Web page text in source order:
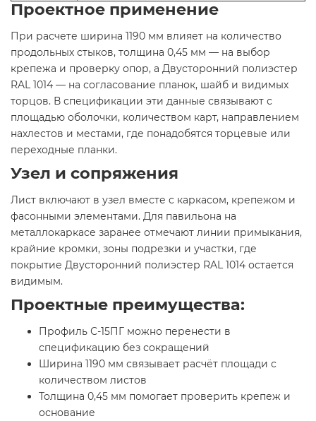
Проектное применение
При расчете ширина 1190 мм влияет на количество
продольных стыков, толщина 0,45 мм — на выбор
крепежа и проверку опор, а Двусторонний полиэстер
RAL 1014 — на согласование планок, шайб и видимых
торцов. В спецификации эти данные связывают с
площадью оболочки, количеством карт, направлением
нахлестов и местами, где понадобятся торцевые или
переходные планки.
Узел и сопряжения
Лист включают в узел вместе с каркасом, крепежом и
фасонными элементами. Для павильона на
металлокаркасе заранее отмечают линии примыкания,
крайние кромки, зоны подрезки и участки, где
покрытие Двусторонний полиэстер RAL 1014 остается
видимым.
Проектные преимущества:
Профиль С-15ПГ можно перенести в
спецификацию без сокращений
Ширина 1190 мм связывает расчёт площади с
количеством листов
Толщина 0,45 мм помогает проверить крепеж и
основание